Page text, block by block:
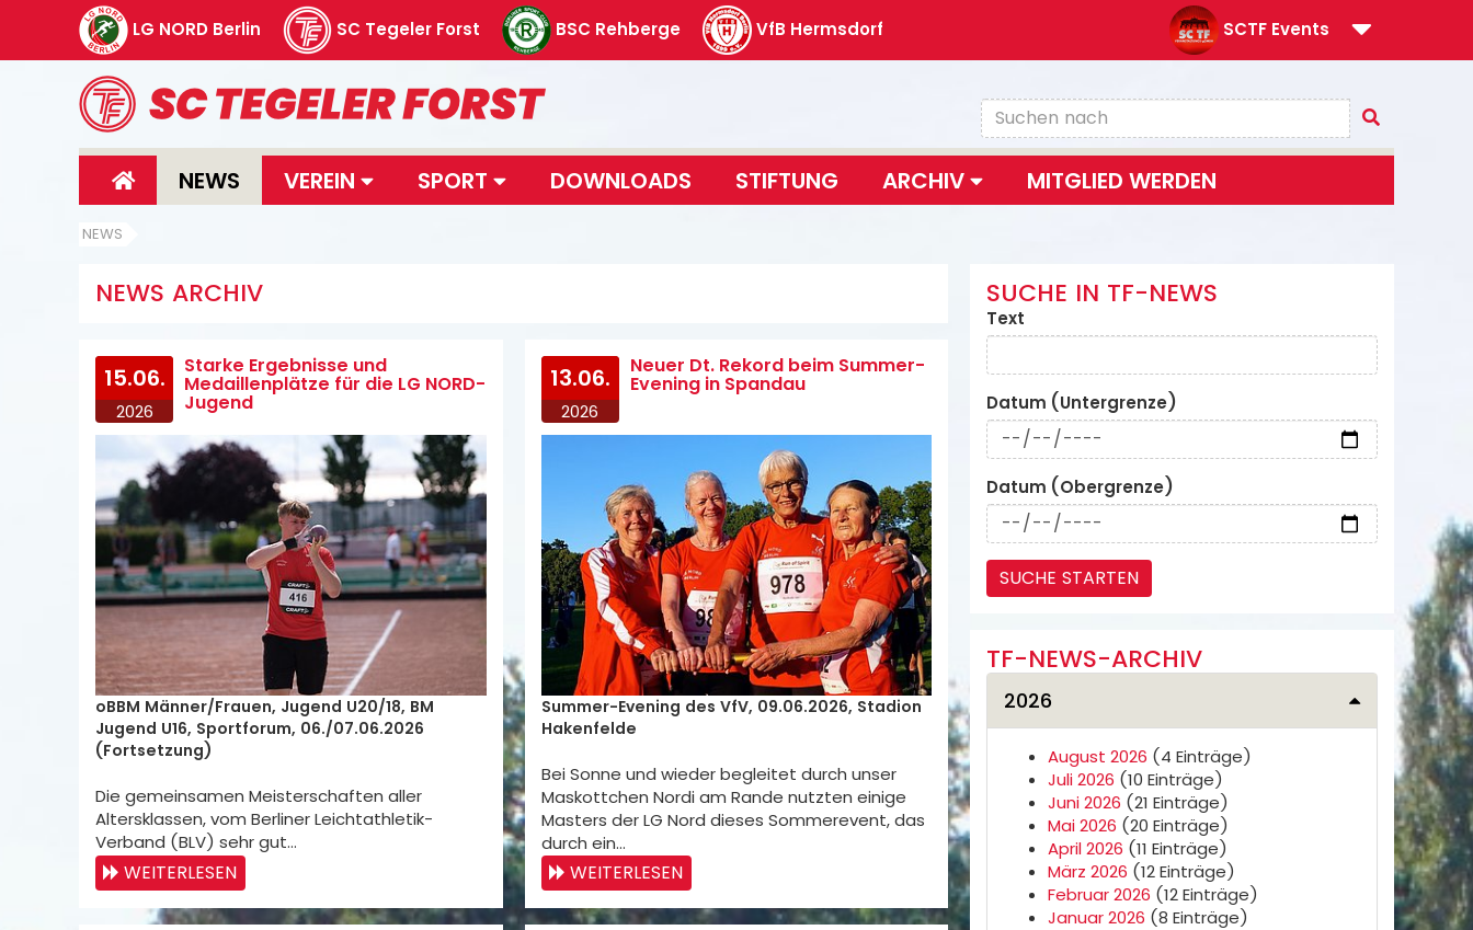
LG NORD Berlin SC Tegeler Forst BSC Rehberge VfB Hermsdorf SCTF Events
NEWS VEREIN SPORT DOWNLOADS STIFTUNG ARCHIV MITGLIED WERDEN
NEWS
NEWS ARCHIV
15.06.
2026
Starke Ergebnisse und
Medaillenplätze für die LG NORD-
Jugend
oBBM Männer/Frauen, Jugend U20/18, BM
Jugend U16, Sportforum, 06./07.06.2026
(Fortsetzung)
Die gemeinsamen Meisterschaften aller
Altersklassen, vom Berliner Leichtathletik-
Verband (BLV) sehr gut…
WEITERLESEN
13.06.
2026
Neuer Dt. Rekord beim Summer-
Evening in Spandau
Summer-Evening des VfV, 09.06.2026, Stadion
Hakenfelde
Bei Sonne und wieder begleitet durch unser
Maskottchen Nordi am Rande nutzten einige
Masters der LG Nord dieses Sommerevent, das
durch ein…
WEITERLESEN
SUCHE IN TF-NEWS
Text
Datum (Untergrenze)
Datum (Obergrenze)
TF-NEWS-ARCHIV
2026
August 2026 (4 Einträge)
Juli 2026 (10 Einträge)
Juni 2026 (21 Einträge)
Mai 2026 (20 Einträge)
April 2026 (11 Einträge)
März 2026 (12 Einträge)
Februar 2026 (12 Einträge)
Januar 2026 (8 Einträge)